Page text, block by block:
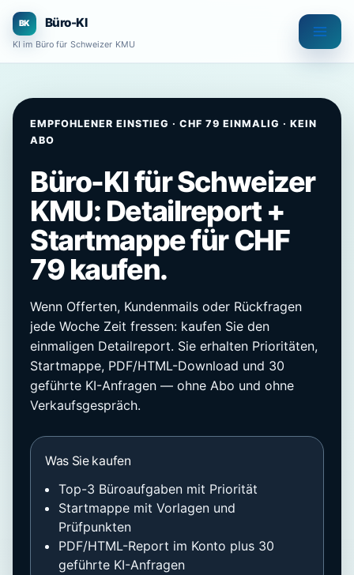
Zum
Inhalt
springen
Büro-KI
KI im Büro für Schweizer KMU
EMPFOHLENER EINSTIEG · CHF 79 EINMALIG · KEIN
ABO
Büro-KI für Schweizer
KMU: Detailreport +
Startmappe für CHF
79 kaufen.
Wenn Offerten, Kundenmails oder Rückfragen
jede Woche Zeit fressen: kaufen Sie den
einmaligen Detailreport. Sie erhalten Prioritäten,
Startmappe, PDF/HTML-Download und 30
geführte KI-Anfragen — ohne Abo und ohne
Verkaufsgespräch.
Was Sie kaufen
Top-3 Büroaufgaben mit Priorität
Startmappe mit Vorlagen und
Prüfpunkten
PDF/HTML-Report im Konto plus 30
geführte KI-Anfragen